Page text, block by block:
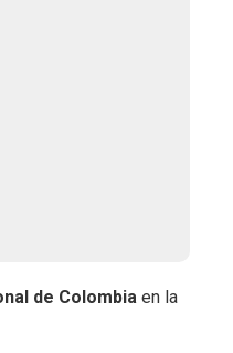
de Colombia en la